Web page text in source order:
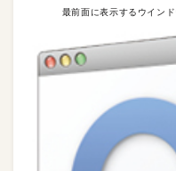
最前面に表示するウイン